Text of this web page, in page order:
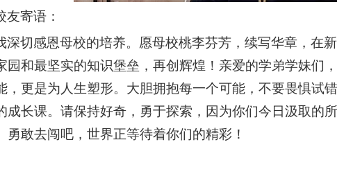
友寄语：
深切感恩母校的培养。愿母校桃李芬芳，续写华章，在
园和最坚实的知识堡垒，再创辉煌！亲爱的学弟学妹们
，更是为人生塑形。大胆拥抱每一个可能，不要畏惧试
成长课。请保持好奇，勇于探索，因为你们今日汲取的
勇敢去闯吧，世界正等待着你们的精彩！